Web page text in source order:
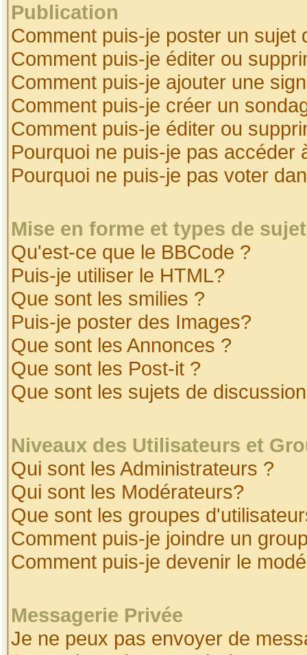
Publication
Comment puis-je poster un sujet
Comment puis-je éditer ou
Comment puis-je ajouter une
Comment puis-je créer un
Comment puis-je éditer ou
Pourquoi ne puis-je pas accéder
Pourquoi ne puis-je pas voter
Mise en forme et types de
Qu'est-ce que le BBCode ?
Puis-je utiliser le HTML?
Que sont les smilies ?
Puis-je poster des Images?
Que sont les Annonces ?
Que sont les Post-it ?
Que sont les sujets de
Niveaux des Utilisateurs et
Qui sont les Administrateurs ?
Qui sont les Modérateurs?
Que sont les groupes
Comment puis-je joindre un
Comment puis-je devenir le
Messagerie Privée
Je ne peux pas envoyer de